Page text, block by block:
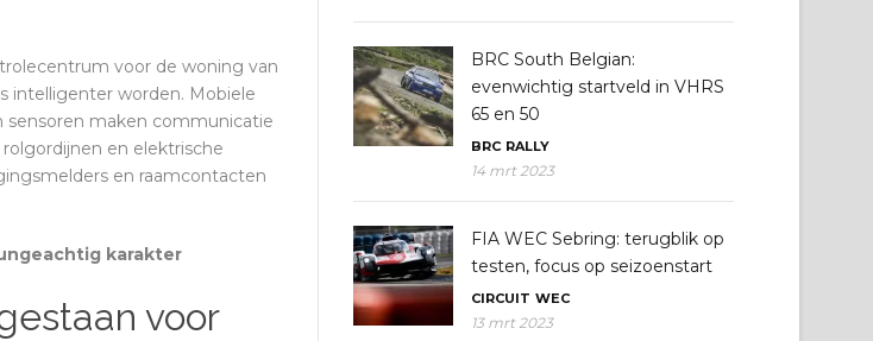
voor de woning van
intelligenter worden. Mobiele
maken communicatie
en elektrische
en raamcontacten
karakter
voor
BRC South Belgian:
evenwichtig startveld in VHRS
65 en 50
BRC RALLY
14 mrt 2023
FIA WEC Sebring: terugblik op
testen, focus op seizoenstart
CIRCUIT WEC
13 mrt 2023